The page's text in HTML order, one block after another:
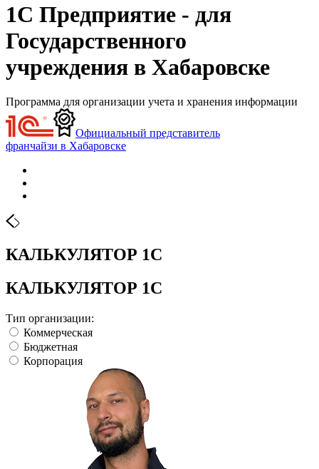
1С Предприятие - для
Государственного
учреждения в Хабаровске
Программа для организации учета и хранения информации
Официальный представитель
франчайзи в Хабаровске
КАЛЬКУЛЯТОР 1С
КАЛЬКУЛЯТОР 1С
Тип организации:
Коммерческая
Бюджетная
Корпорация